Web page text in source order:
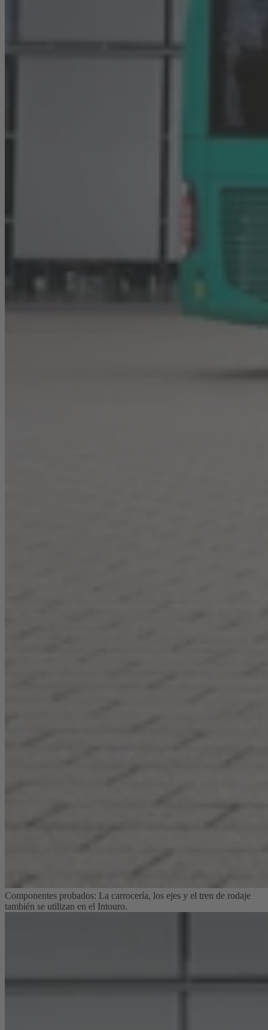
Componentes probados: La carrocería, los ejes y el tren de rodaje
también se utilizan en el Intouro.